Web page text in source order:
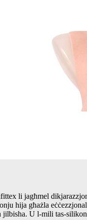
li jagħmel
hija għażla
jilbisha. U l-mili tas-